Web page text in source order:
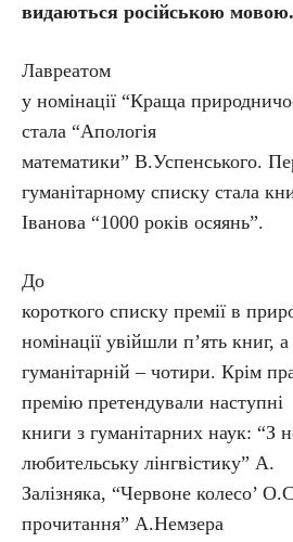
видаються російською мовою.
Лавреатом
у номінації “Краща
стала “Апологія
математики” В.Успенського.
гуманітарному списку стала
Іванова “1000 років осяянь”.
До
короткого списку премії в
номінації увійшли п’ять книг, а
гуманітарній – чотири. Крім
премію претендували наступні
книги з гуманітарних наук: “З
любительську лінгвістику” А.
Залізняка, “Червоне колесо’
прочитання” А.Немзера